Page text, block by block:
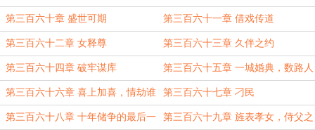
里仙朝 圆
第三百六十章 盛世可期 第三百六十一章 借戏传道
第三百六十二章 女释尊 第三百六十三章 久伴之约
第三百六十四章 破牢谋库 第三百六十五章 一城婚典，数路人
心
第三百六十六章 喜上加喜，情劫谁
渡
第三百六十七章 刁民
第三百六十八章 十年储争的最后一 第三百六十九章 旌表孝女，侍父之